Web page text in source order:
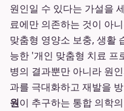
원인일 수 있다는 가설을
료에만 의존하는 것이 아
맞춤형 영양소 보충, 생활
능한 '개인 맞춤형 치료 프
병의 결과뿐만 아니라 원
과를 극대화하고 재발을
원이 추구하는 통합 의학